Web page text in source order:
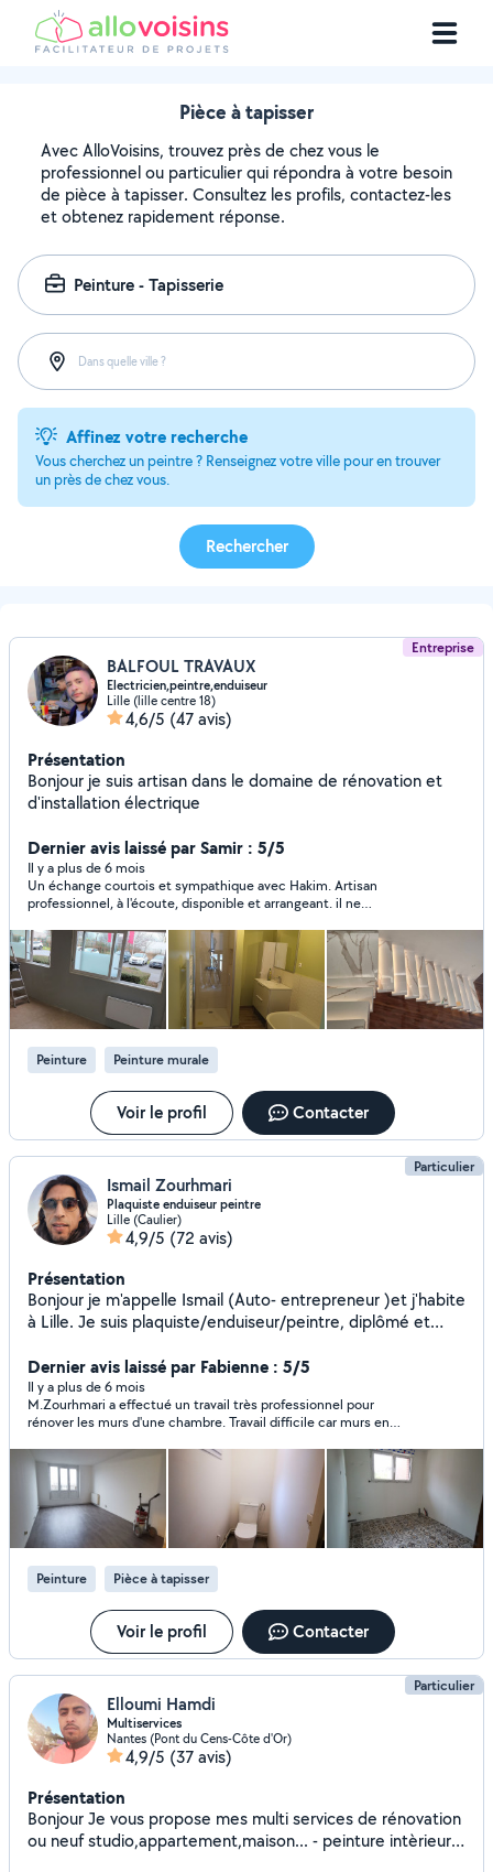
Pièce à tapisser
Avec AlloVoisins, trouvez près de chez vous le
professionnel ou particulier qui répondra à votre besoin
de pièce à tapisser. Consultez les profils, contactez-les
et obtenez rapidement réponse.
Peinture - Tapisserie
Dans quelle ville ?
Affinez votre recherche
Vous cherchez un peintre ? Renseignez votre ville pour en trouver
un près de chez vous.
Rechercher
Entreprise
BALFOUL TRAVAUX
Electricien,peintre,enduiseur
Lille (lille centre 18)
4,6/5 (47 avis)
Présentation
Bonjour je suis artisan dans le domaine de rénovation et
d'installation électrique
Dernier avis laissé par Samir : 5/5
Il y a plus de 6 mois
Un échange courtois et sympathique avec Hakim. Artisan
professionnel, à l'écoute, disponible et arrangeant. il ne
Peinture Peinture murale
Voir le profil Contacter
Particulier
Ismail Zourhmari
Plaquiste enduiseur peintre
Lille (Caulier)
4,9/5 (72 avis)
Présentation
Bonjour je m'appelle Ismail (Auto- entrepreneur )et j'habite
à Lille. Je suis plaquiste/enduiseur/peintre, diplômé et
vos petits travaux :peinture parquet montage de meubles
rénovation intérieure et ma spécialité les enduits et la
pose de placo. À très vite.
Dernier avis laissé par Fabienne : 5/5
Il y a plus de 6 mois
M.Zourhmari a effectué un travail très professionnel pour
rénover les murs d'une chambre. Travail difficile car murs en
différentes étapes. De plus il est très sympathique et discret.
Je recommande chaudement.
Peinture Pièce à tapisser
Voir le profil Contacter
Particulier
Elloumi Hamdi
Multiservices
Nantes (Pont du Cens-Côte d'Or)
4,9/5 (37 avis)
Présentation
Bonjour Je vous propose mes multi services de rénovation
ou neuf studio,appartement,maison... - peinture intèrieur